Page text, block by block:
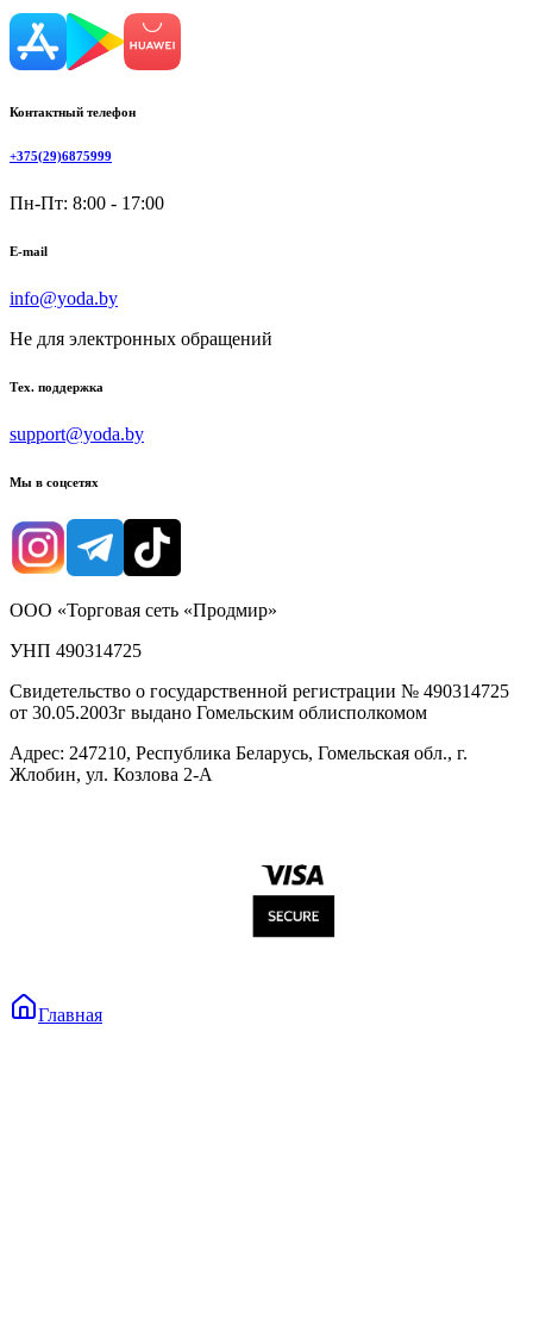
Контактный телефон
+375(29)6875999
Пн-Пт: 8:00 - 17:00
E-mail
info@yoda.by
Не для электронных обращений
Тех. поддержка
support@yoda.by
Мы в соцсетях
ООО «Торговая сеть «Продмир»
УНП 490314725
Свидетельство о государственной регистрации № 490314725
от 30.05.2003г выдано Гомельским облисполкомом
Адрес: 247210, Республика Беларусь, Гомельская обл., г.
Жлобин, ул. Козлова 2-А
Главная